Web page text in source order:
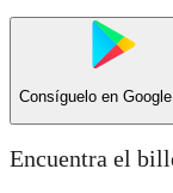
Consíguelo en
Encuentra el